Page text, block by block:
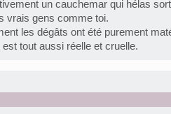
un cauchemar qui hélas
vrais gens comme toi.
les dégâts ont été purement
tout aussi réelle et cruelle.